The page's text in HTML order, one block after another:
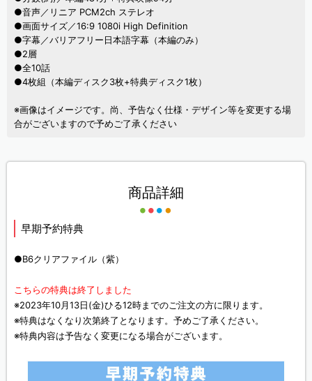
●音声／リニア PCM2ch ステレオ
●画面サイズ／16:9 1080i High Definition
●字幕／バリアフリー日本語字幕（本編のみ）
●2層
●全10話
●4枚組（本編ディスク3枚+特典ディスク1枚）
※画像はイメージです。尚、予告なく仕様・デザイン等を変更する場
合がございますので予めご了承ください
商品詳細
早期予約特典
●B6クリアファイル（紫）
こちらの特典は終了しました
※2023年10月13日(金)ひる12時までのご注文の方に限ります。
※特典はなくなり次第終了となります。予めご了承ください。
※特典内容は予告なく変更になる場合がございます。